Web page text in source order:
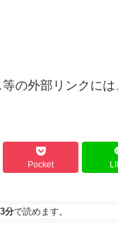
の外部リンクに
Pocket
分で読めます。